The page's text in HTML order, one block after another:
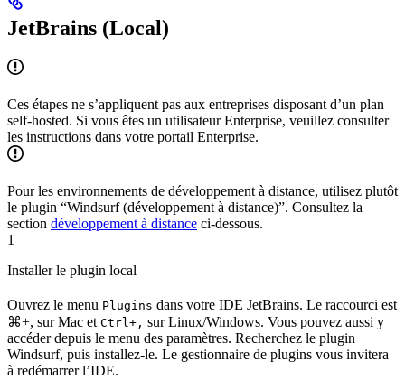
JetBrains (Local)
Ces étapes ne s’appliquent pas aux entreprises disposant d’un plan
self-hosted. Si vous êtes un utilisateur Enterprise, veuillez consulter
les instructions dans votre portail Enterprise.
Pour les environnements de développement à distance, utilisez plutôt
le plugin “Windsurf (développement à distance)”. Consultez la
section développement à distance ci-dessous.
1
Installer le plugin local
Ouvrez le menu Plugins dans votre IDE JetBrains. Le raccourci est
⌘+, sur Mac et Ctrl+, sur Linux/Windows. Vous pouvez aussi y
accéder depuis le menu des paramètres. Recherchez le plugin
Windsurf, puis installez-le. Le gestionnaire de plugins vous invitera
à redémarrer l’IDE.